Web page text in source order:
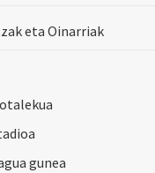
eta Oinarriak
gunea